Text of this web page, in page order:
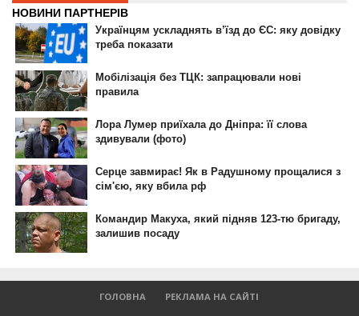
© 2007-2022 Інформатор - Національне інтернет-видання.
При повному або частковому використанні матеріалів сайту посилання
на сайт інтернет-видання
інформації є обов'язковим.